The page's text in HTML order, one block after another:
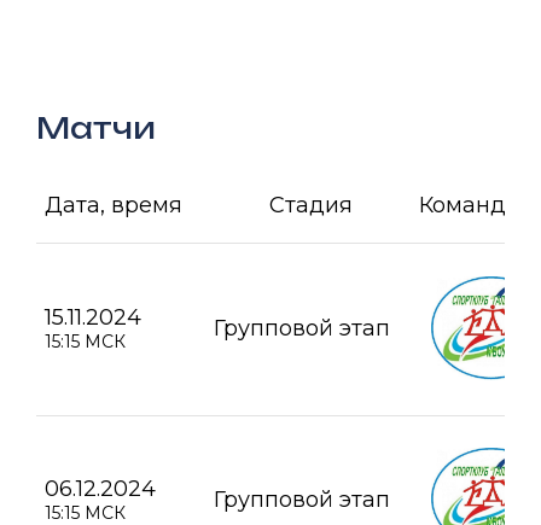
Матчи
Дата, время Стадия Команда А
15.11.2024
15:15 МСК Групповой этап
06.12.2024
15:15 МСК Групповой этап